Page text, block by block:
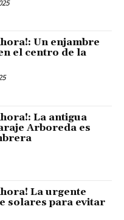
Un enjambre
el centro de la
La antigua
Arboreda es
La urgente
solares para evitar